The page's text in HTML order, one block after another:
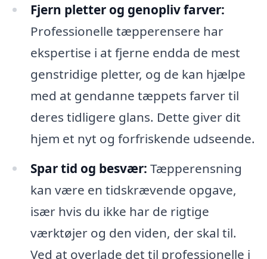
Fjern pletter og genopliv farver:
Professionelle tæpperensere har
ekspertise i at fjerne endda de mest
genstridige pletter, og de kan hjælpe
med at gendanne tæppets farver til
deres tidligere glans. Dette giver dit
hjem et nyt og forfriskende udseende.
Spar tid og besvær: Tæpperensning
kan være en tidskrævende opgave,
især hvis du ikke har de rigtige
værktøjer og den viden, der skal til.
Ved at overlade det til professionelle i